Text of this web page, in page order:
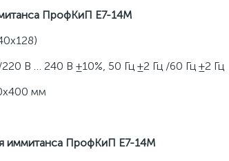
ПрофКиП Е7-14М
В … 240 В ±10%, 50 Гц ±2 Гц /60 Гц ±2 Гц
мм
иммитанса ПрофКиП Е7-14М